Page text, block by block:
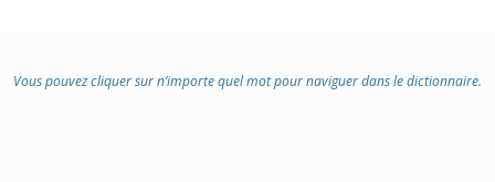
Vous pouvez cliquer sur n’importe quel mot pour naviguer dans le dictionnaire.